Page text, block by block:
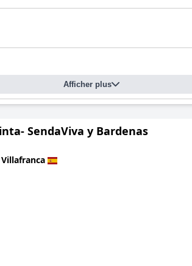
Afficher plus
SendaViva y Bardenas
Villafranca